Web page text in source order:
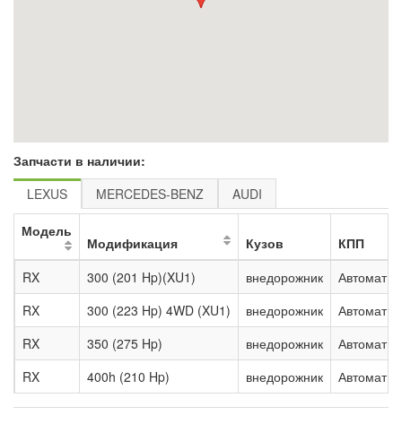
Запчасти в наличии:
LEXUS
MERCEDES-BENZ AUDI
Модель
Модификация Кузов
КПП
RX
300 (201 Hp)(XU1) внедорожник
Автомат.
RX
300 (223 Hp) 4WD (XU1) внедорожник
Автомат.
RX
350 (275 Hp) внедорожник
Автомат.
RX
400h (210 Hp) внедорожник Автомат.